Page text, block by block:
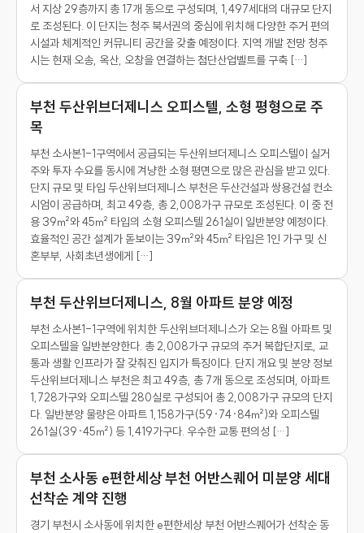
서 지상 29층까지 총 17개 동으로 구성되며, 1,497세대의 대규모 단지
로 조성된다. 이 단지는 청주 북서권의 중심에 위치해 다양한 주거 편의
시설과 체계적인 커뮤니티 공간을 갖출 예정이다. 지역 개발 전망 청주
시는 현재 오송, 옥산, 오창을 연결하는 첨단산업벨트를 구축 […]
부천 두산위브더제니스 오피스텔, 소형 평형으로 주
목
부천 소사본1-1구역에서 공급되는 두산위브더제니스 오피스텔이 실거
주와 투자 수요를 동시에 겨냥한 소형 평면으로 많은 관심을 받고 있다.
단지 규모 및 타입 두산위브더제니스 부천은 두산건설과 쌍용건설 컨소
시엄이 공급하며, 최고 49층, 총 2,008가구 규모로 조성된다. 이 중 전
용 39㎡와 45㎡ 타입의 소형 오피스텔 261실이 일반분양 예정이다.
효율적인 공간 설계가 돋보이는 39㎡와 45㎡ 타입은 1인 가구 및 신
혼부부, 사회초년생에게 […]
부천 두산위브더제니스, 8월 아파트 분양 예정
부천 소사본1-1구역에 위치한 두산위브더제니스가 오는 8월 아파트 및
오피스텔을 일반분양한다. 총 2,008가구 규모의 주거 복합단지로, 교
통과 생활 인프라가 잘 갖춰진 입지가 특징이다. 단지 개요 및 분양 정보
두산위브더제니스 부천은 최고 49층, 총 7개 동으로 조성되며, 아파트
1,728가구와 오피스텔 280실로 구성되어 총 2,008가구 규모의 단지
다. 일반분양 물량은 아파트 1,158가구(59·74·84㎡)와 오피스텔
261실(39·45㎡) 등 1,419가구다. 우수한 교통 편의성 […]
부천 소사동 e편한세상 부천 어반스퀘어 미분양 세대
선착순 계약 진행
경기 부천시 소사동에 위치한 e편한세상 부천 어반스퀘어가 선착순 동